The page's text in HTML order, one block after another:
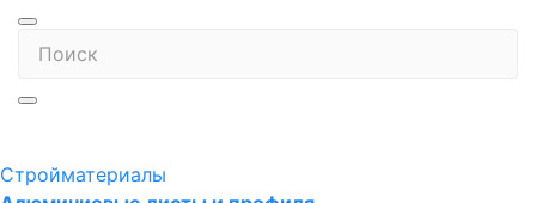
Стройматериалы